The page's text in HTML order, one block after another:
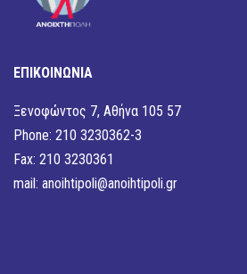
ΕΠΙΚΟΙΝΩΝΙΑ
Ξενοφώντος 7, Αθήνα 105 57
Phone: 210 3230362-3
Fax: 210 3230361
mail: anoihtipoli@anoihtipoli.gr